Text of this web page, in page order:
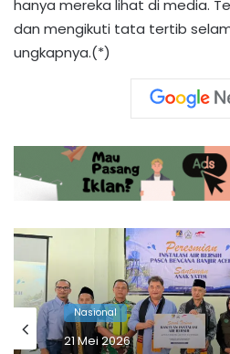
hanya mereka lihat di media.
dan mengikuti tata tertib
ungkapnya.(*)
Nasional
15 Mei 2026